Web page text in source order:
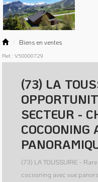
Biens en ventes
Ref. : V50000729
(73) LA
SECTEUR -
COCOONING
(73) LA TOUSSUIRE -
cocooning avec vue